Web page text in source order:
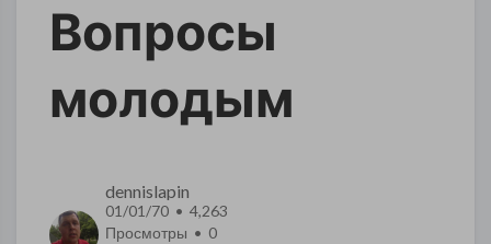
Вопросы
молодым
dennislapin
01/01/70 • 4,263
Просмотры • 0